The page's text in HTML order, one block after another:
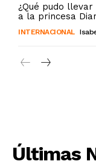
¿Qué pudo
a la princesa
INTERNACIONAL
Últimas